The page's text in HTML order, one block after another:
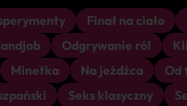
Finał na ciało
Odgrywanie ról
Minetka Na jeźdźca Od
Seks klasyczny